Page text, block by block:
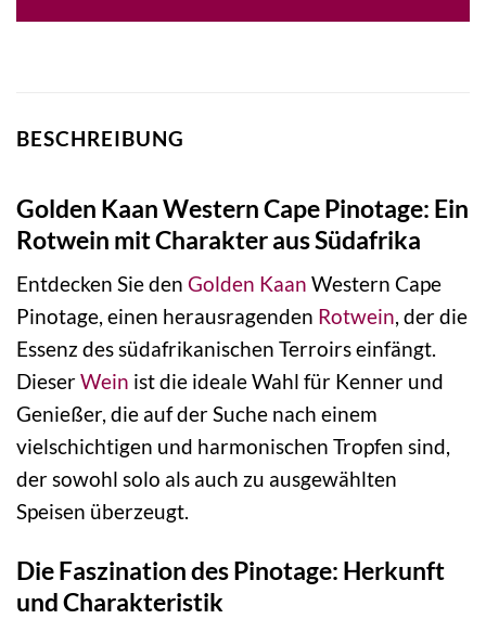
BESCHREIBUNG
Golden Kaan Western Cape Pinotage: Ein
Rotwein mit Charakter aus Südafrika
Entdecken Sie den Golden Kaan Western Cape
Pinotage, einen herausragenden Rotwein, der die
Essenz des südafrikanischen Terroirs einfängt.
DieserWein ist die ideale Wahl für Kenner und
Genießer, die auf der Suche nach einem
vielschichtigen und harmonischen Tropfen sind,
der sowohl solo als auch zu ausgewählten
Speisen überzeugt.
Die Faszination des Pinotage: Herkunft
und Charakteristik